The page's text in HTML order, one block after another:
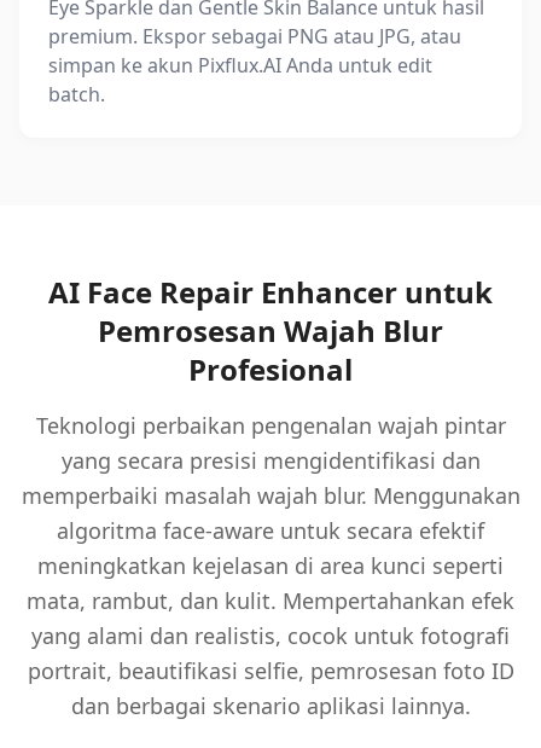
Eye Sparkle dan Gentle Skin Balance untuk hasil
premium. Ekspor sebagai PNG atau JPG, atau
simpan ke akun Pixflux.AI Anda untuk edit
batch.
AI Face Repair Enhancer untuk
Pemrosesan Wajah Blur
Profesional
Teknologi perbaikan pengenalan wajah pintar
yang secara presisi mengidentifikasi dan
memperbaiki masalah wajah blur. Menggunakan
algoritma face-aware untuk secara efektif
meningkatkan kejelasan di area kunci seperti
mata, rambut, dan kulit. Mempertahankan efek
yang alami dan realistis, cocok untuk fotografi
portrait, beautifikasi selfie, pemrosesan foto ID
dan berbagai skenario aplikasi lainnya.